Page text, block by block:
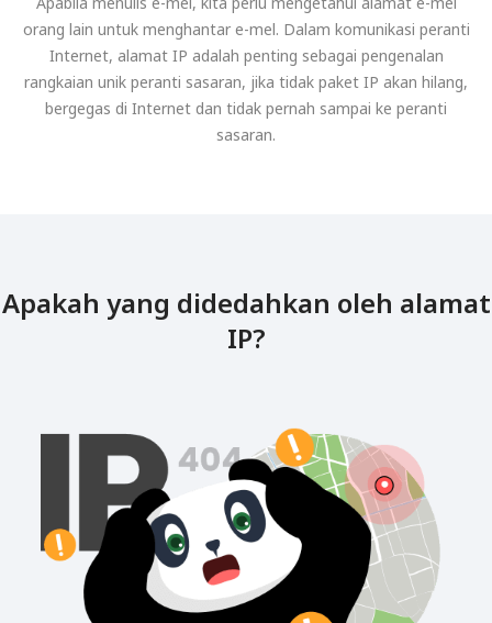
orang lain untuk menghantar e-mel. Dalam komunikasi peranti
Internet, alamat IP adalah penting sebagai pengenalan
rangkaian unik peranti sasaran, jika tidak paket IP akan hilang,
bergegas di Internet dan tidak pernah sampai ke peranti
sasaran.
Apakah yang didedahkan oleh alamat
IP?